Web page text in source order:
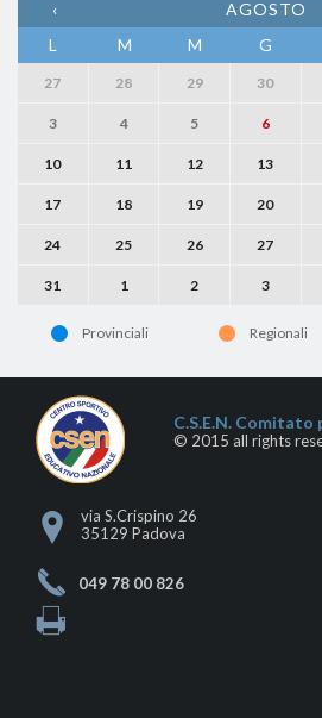
‹ AGOSTO
L
M M G
27 28 29 30
3 4 5 6
10 11 12 13
17 18 19 20
24 25 26 27
31 1 2 3
Provinciali Regionali
C.S.E.N. Comitato
© 2015 all rights
via S.Crispino 26
35129 Padova
049 78 00 826